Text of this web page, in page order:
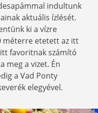
indultunk
aktuális ízlését.
ki a vízre
méterre etetett az itt
favoritnak számító
meg a vizet. Én
a Vad Ponty
elegyével.